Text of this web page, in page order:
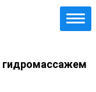
гидромассажем